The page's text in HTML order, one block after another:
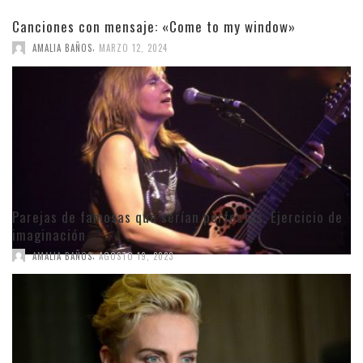
Canciones con mensaje: «Come to my window»
AMALIA BAÑOS MARZO 12, 2024
Parejas de famosas que serían perfectas. Ejercicio de
imaginación
AMALIA BAÑOS, AGOSTO 19, 2023